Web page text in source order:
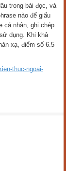
trong bài đọc, và
nào để giấu
cá nhân, ghi chép
dụng. Khi khả
xạ, điểm số 6.5
thuc-ngoai-